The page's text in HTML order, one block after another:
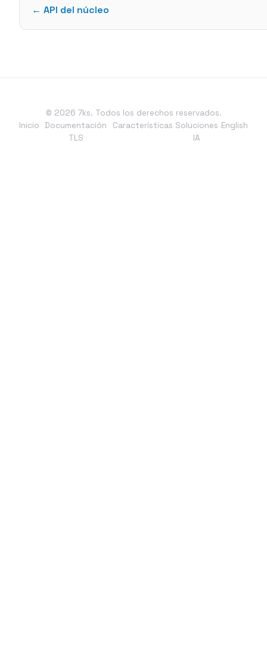
← API del núcleo
© 2026 7ks. Todos los derechos reservados.
Inicio
Documentación
TLS
Características Soluciones
IA
English